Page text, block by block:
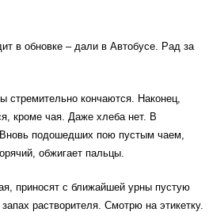
в обновке – дали в Автобусе. Рад за
стремительно кончаются. Наконец,
кроме чая. Даже хлеба нет. В
подошедших пою пустым чаем,
обжигает пальцы.
приносят с ближайшей урны пустую
растворителя. Смотрю на этикетку.